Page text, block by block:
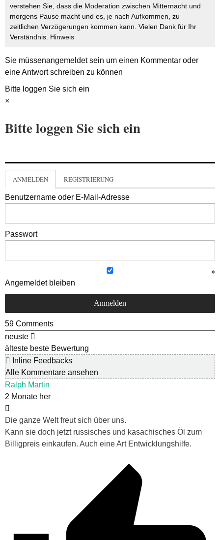
verstehen Sie, dass die Moderation zwischen Mitternacht und
morgens Pause macht und es, je nach Aufkommen, zu
zeitlichen Verzögerungen kommen kann. Vielen Dank für Ihr
Verständnis. Hinweis
Sie müssenangemeldetsein um einen Kommentar oder
eine Antwort schreiben zu können
Bitte loggen Sie sich ein
×
Bitte loggen Sie sich ein
ANMELDEN REGISTRIERUNG
Benutzername oder E-Mail-Adresse
Passwort
Angemeldet bleiben
59 Comments
neuste
älteste beste Bewertung
Inline Feedbacks
Alle Kommentare ansehen
Ralph Martin
2 Monate her
Die ganze Welt freut sich über uns.
Kann sie doch jetzt russisches und kasachisches Öl zum
Billigpreis einkaufen. Auch eine Art Entwicklungshilfe.